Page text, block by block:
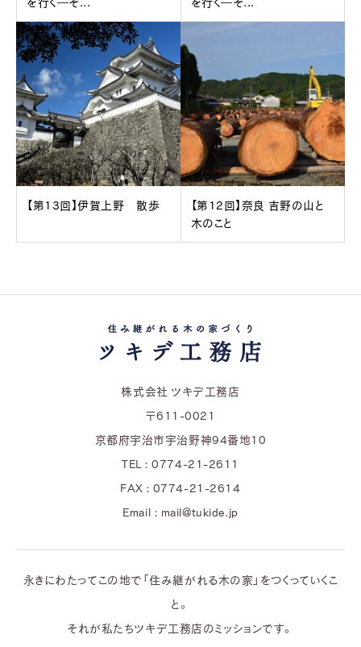
【第13回】伊賀上野 散歩
【第12回】奈良 吉野の山と
木のこと
株式会社 ツキデ工務店
〒611-0021
京都府宇治市宇治野神94番地10
TEL : 0774-21-2611
FAX : 0774-21-2614
Email : mail@tukide.jp
永きにわたってこの地で「住み継がれる木の家」をつくっていくこ
と。
それが私たちツキデ工務店のミッションです。